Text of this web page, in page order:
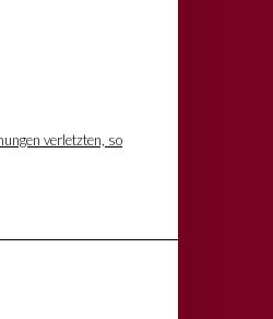
verletzten, so